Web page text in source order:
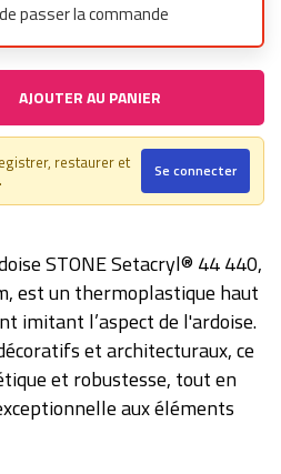
passer la commande
AJOUTER AU PANIER
restaurer et
Se connecter
STONE Setacryl® 44 440,
est un thermoplastique haut
imitant l’aspect de l'ardoise.
et architecturaux, ce
et robustesse, tout en
aux éléments